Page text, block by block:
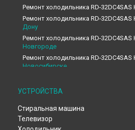
Ремонт холодильника RD-32DC4SAS
Ремонт холодильника RD-32DC4SAS
Дону
Ремонт холодильника RD-32DC4SAS
Новгороде
Ремонт холодильника RD-32DC4SAS
Новосибирске
Ремонт холодильника RD-32DC4SAS
Ремонт холодильника RD-32DC4SAS
Ремонт холодильника RD-32DC4SAS
УСТРОЙСТВА
Стиральная машина
Телевизор